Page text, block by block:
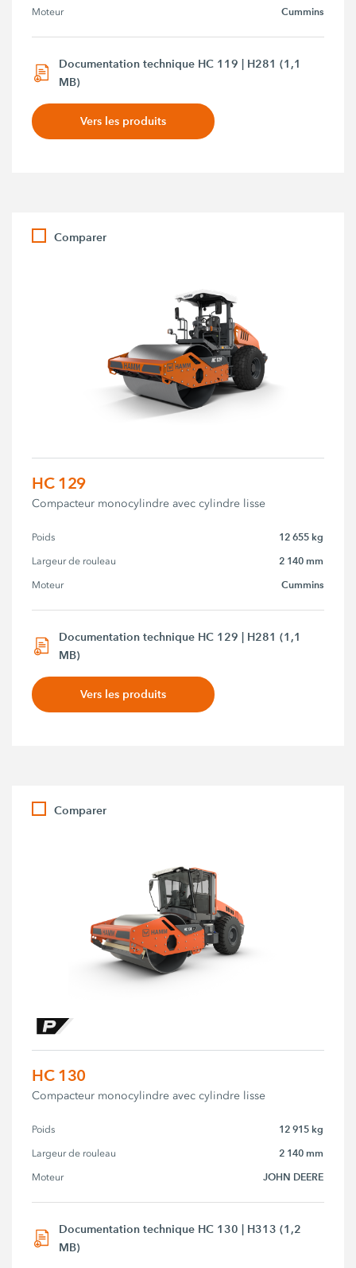
Moteur Cummins
Documentation technique HC 119 | H281 (1,1
MB)
Vers les produits
Comparer
HC 129
Compacteur monocylindre avec cylindre lisse
Poids 12 655 kg
Largeur de rouleau 2 140 mm
Moteur Cummins
Documentation technique HC 129 | H281 (1,1
MB)
Vers les produits
Comparer
HC 130
Compacteur monocylindre avec cylindre lisse
Poids 12 915 kg
Largeur de rouleau 2 140 mm
Moteur JOHN DEERE
Documentation technique HC 130 | H313 (1,2
MB)